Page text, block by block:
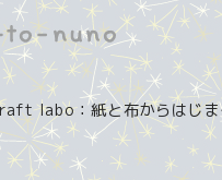
labo：紙と布からはじま